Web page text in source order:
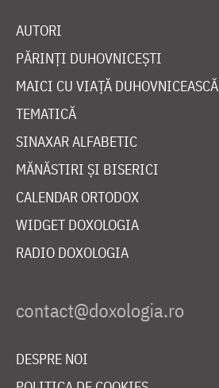
AUTORI
PĂRINȚI DUHOVNICEȘTI
MAICI CU VIAȚĂ DUHOVNICEASCĂ
TEMATICĂ
SINAXAR ALFABETIC
MĂNĂSTIRI ȘI BISERICI
CALENDAR ORTODOX
WIDGET DOXOLOGIA
RADIO DOXOLOGIA
DESPRE NOI